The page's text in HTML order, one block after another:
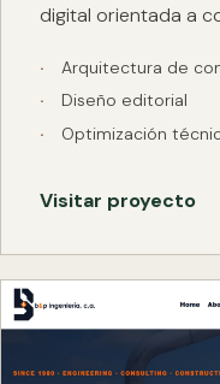
digital orientada a
Arquitectura de
Diseño editorial
Optimización
Visitar proyecto